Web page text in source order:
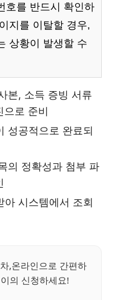
호를 반드시 확인하
지를 이탈할 경우,
상황이 발생할 수
본, 소득 증빙 서류
으로 준비
성공적으로 완료되
의 정확성과 첨부 파
아 시스템에서 조회
,온라인으로 간편하
의 신청하세요!